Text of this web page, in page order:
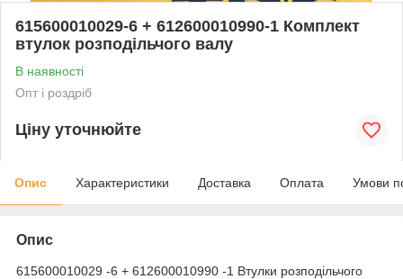
615600010029-6 + 612600010990-1 Комплект
втулок розподільчого валу
В наявності
Опт і роздріб
Ціну уточнюйте
Опис Характеристики Доставка Оплата Умови
Опис
615600010029 -6 + 612600010990 -1 Втулки розподільчого